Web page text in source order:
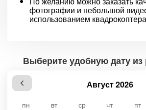
фотографии и небольшой
использованием
Выберите удобную дату из
Август 2026
пн вт ср чт пт